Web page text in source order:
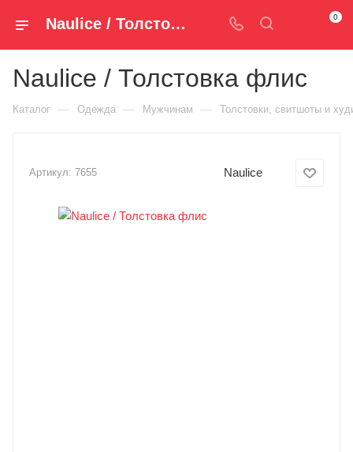
Naulice / Толстовка флис 7655 — купить за 4 090 руб. ₽ в Spm-Shop.ru | Хумтто.РФ - Спорт+Мода 0
Naulice / Толстовка флис
Каталог — Одежда — Мужчинам — Толстовки, свитшоты и
Артикул: 7655 Naulice